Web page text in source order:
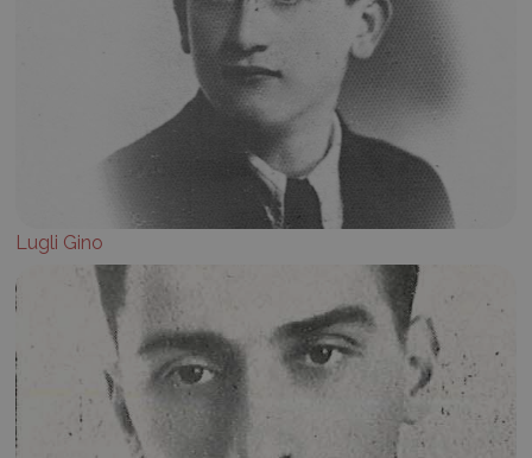
Lugli Gino